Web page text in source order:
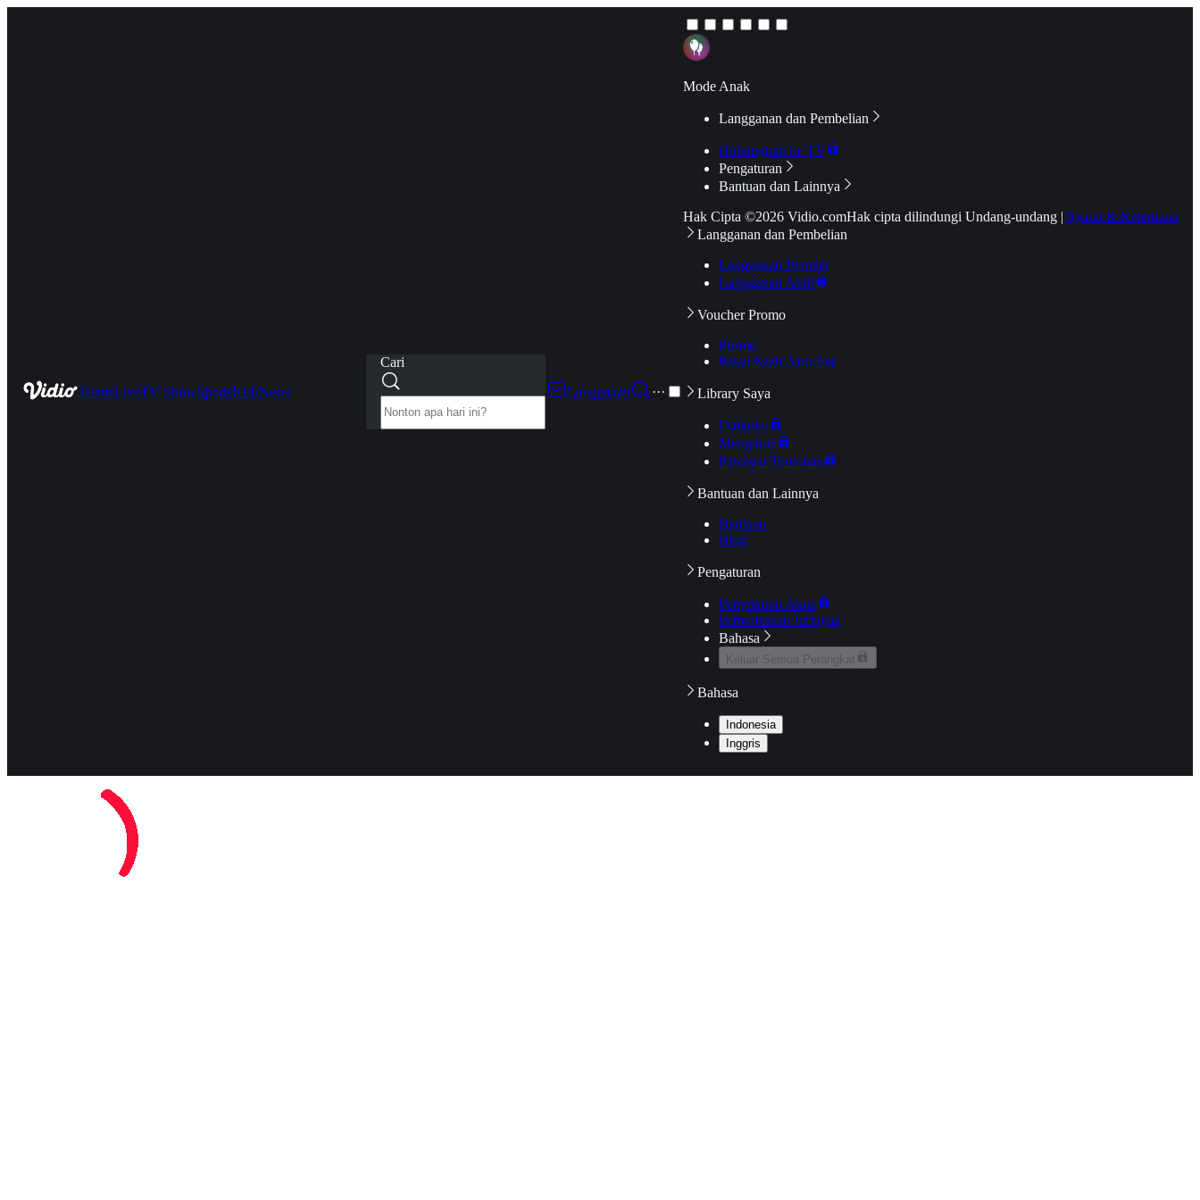
HomeLiveTV ShowSportsKidsNews
Cari
Langganan
···
Mode Anak
Langganan dan Pembelian
Hubungkan ke TV
Pengaturan
Bantuan dan Lainnya
Hak Cipta ©2026 Vidio.comHak cipta dilindungi Undang-undang | Syarat & Ketentuan
Langganan dan Pembelian
Langganan Premier
Langganan Aktif
Voucher Promo
Promo
Pakai Kode Voucher
Library Saya
Daftarku
Mengikuti
Riwayat Tontonan
Bantuan dan Lainnya
Bantuan
Blog
Pengaturan
Pengaturan Akun
Pemeriksaan Jaringan
Bahasa
Keluar Semua Perangkat
Bahasa
Indonesia
Inggris